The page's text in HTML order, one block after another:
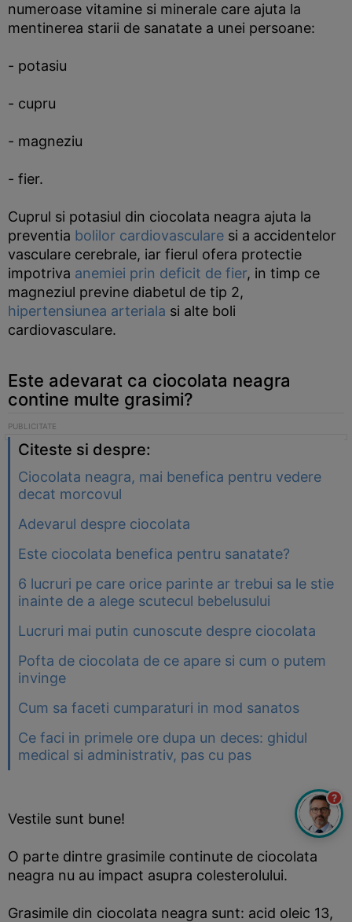
numeroase vitamine si minerale care ajuta la
mentinerea starii de sanatate a unei persoane:
- potasiu
- cupru
- magneziu
- fier.
Cuprul si potasiul din ciocolata neagra ajuta la
preventia bolilor cardiovasculare si a accidentelor
vasculare cerebrale, iar fierul ofera protectie
impotriva anemiei prin deficit de fier, in timp ce
magneziul previne diabetul de tip 2,
hipertensiunea arteriala si alte boli
cardiovasculare.
Este adevarat ca ciocolata neagra
contine multe grasimi?
Citeste si despre:
Ciocolata neagra, mai benefica pentru vedere
decat morcovul
Adevarul despre ciocolata
Este ciocolata benefica pentru sanatate?
6 lucruri pe care orice parinte ar trebui sa le stie
inainte de a alege scutecul bebelusului
Lucruri mai putin cunoscute despre ciocolata
Pofta de ciocolata de ce apare si cum o putem
invinge
Cum sa faceti cumparaturi in mod sanatos
Ce faci in primele ore dupa un deces: ghidul
medical si administrativ, pas cu pas
Vestile sunt bune!
O parte dintre grasimile continute de ciocolata
neagra nu au impact asupra colesterolului.
Grasimile din ciocolata neagra sunt: acid oleic 13,
?